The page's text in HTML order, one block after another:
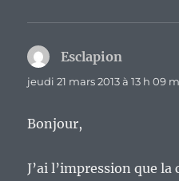
Esclapion
jeudi 21 mars 2013 à 13 h 09
Bonjour,
J’ai l’impression que la